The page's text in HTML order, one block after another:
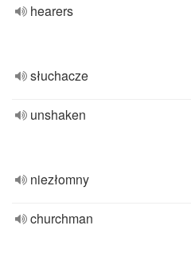
hearers
słuchacze
unshaken
niezłomny
churchman